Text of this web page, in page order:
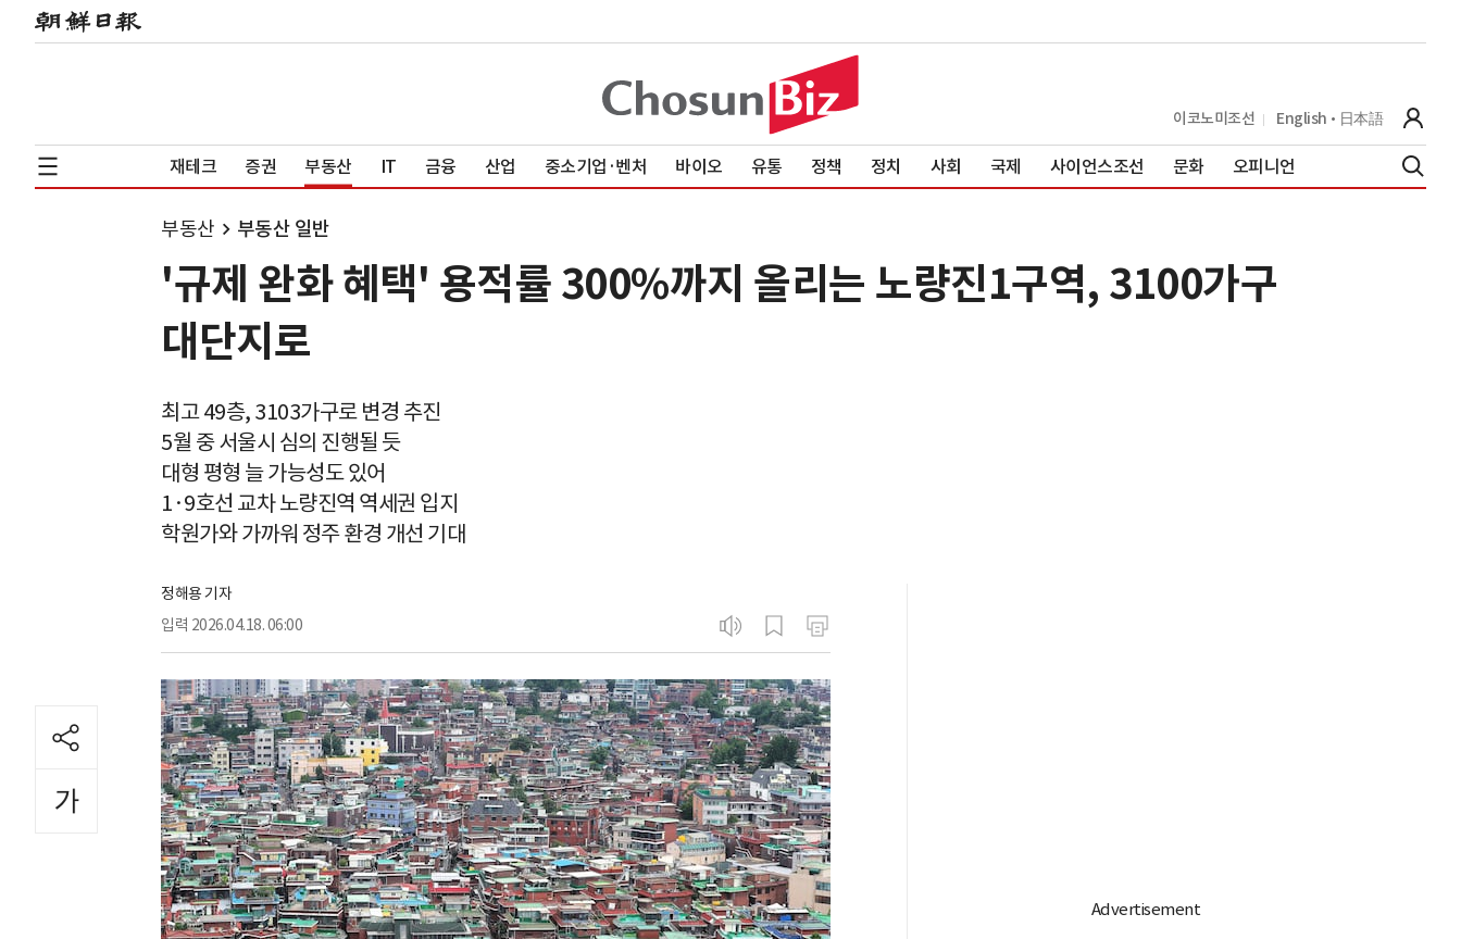
이코노미조선 English 日本語
재테크 증권 부동산 IT 금융 산업 중소기업·벤처 바이오 유통 정책 정치 사회 국제 사이언스조선 문화 오피니언
부동산 부동산 일반
'규제 완화 혜택' 용적률 300%까지 올리는 노량진1구역, 3100가구
대단지로
최고 49층, 3103가구로 변경 추진
5월 중 서울시 심의 진행될 듯
대형 평형 늘 가능성도 있어
1·9호선 교차 노량진역 역세권 입지
학원가와 가까워 정주 환경 개선 기대
정해용 기자
입력 2026.04.18. 06:00